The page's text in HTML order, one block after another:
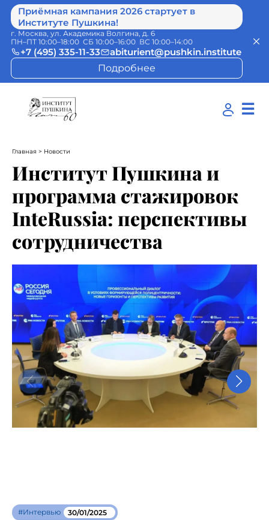
Приёмная кампания 2026 стартует в
Институте Пушкина!
г. Москва, ул. Академика Волгина, д. 6
ПН–ПТ 10:00–18:00 СБ 10:00–16:00 ВС 10:00–14:00
+7 (495) 335-11-33
abiturient@pushkin.institute
Подробнее
☰
Главная > Новости
Институт Пушкина и
программа стажировок
InteRussia: перспективы
сотрудничества
#Интервью 30/01/2025